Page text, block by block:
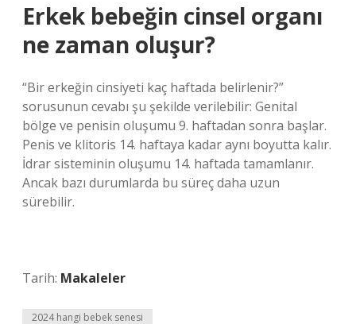
Erkek bebeğin cinsel organı
ne zaman oluşur?
“Bir erkeğin cinsiyeti kaç haftada belirlenir?”
sorusunun cevabı şu şekilde verilebilir: Genital
bölge ve penisin oluşumu 9. haftadan sonra başlar.
Penis ve klitoris 14. haftaya kadar aynı boyutta kalır.
İdrar sisteminin oluşumu 14. haftada tamamlanır.
Ancak bazı durumlarda bu süreç daha uzun
sürebilir.
Tarih: Makaleler
2024 hangi bebek senesi